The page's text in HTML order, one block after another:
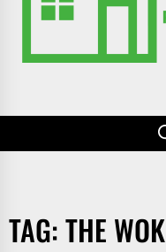
TAG:THE